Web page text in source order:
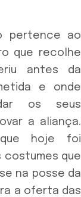
pertence ao
que recolhe
antes da
e onde
os seus
a aliança.
hoje foi
costumes que
na posse da
a oferta das